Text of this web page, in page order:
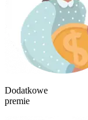
Dodatkowe
premie